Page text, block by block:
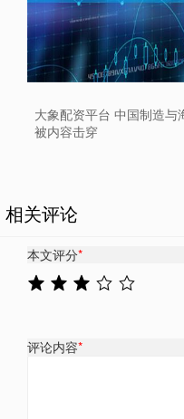
大象配资平台 中国制造
被内容击穿
相关评论
本文评分*
评论内容*